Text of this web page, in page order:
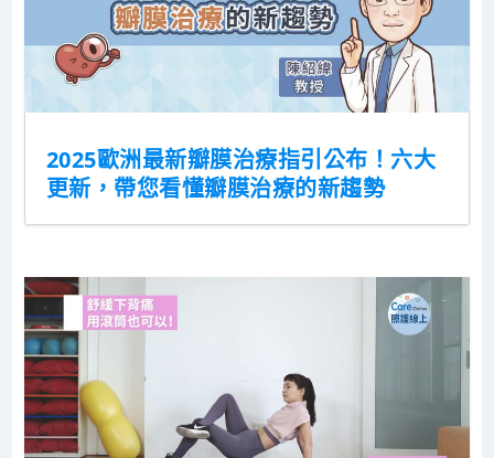
2025歐洲最新瓣膜治療指引公布！六大
更新，帶您看懂瓣膜治療的新趨勢